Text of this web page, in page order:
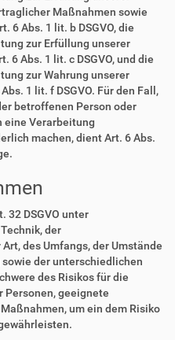
Maßnahmen sowie
6 Abs. 1 lit. b DSGVO, die
zur Erfüllung unserer
Abs. 1 lit. c DSGVO, und die
zur Wahrung unserer
1 lit. f DSGVO. Für den Fall,
betroffenen Person oder
eine Verarbeitung
machen, dient Art. 6 Abs.
32 DSGVO unter
der
des Umfangs, der Umstände
der unterschiedlichen
des Risikos für die
Personen, geeignete
um ein dem Risiko